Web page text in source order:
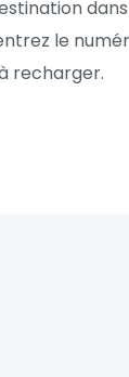
le
recharger.